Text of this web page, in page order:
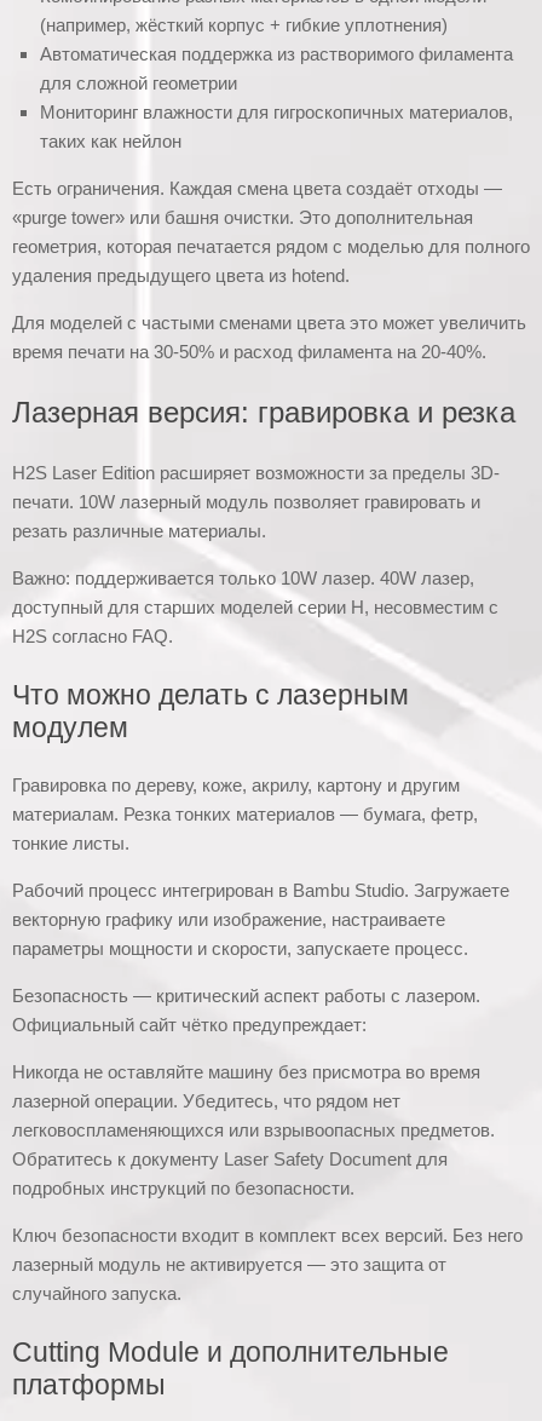
(например, жёсткий корпус + гибкие уплотнения)
Автоматическая поддержка из растворимого филамента
для сложной геометрии
Мониторинг влажности для гигроскопичных материалов,
таких как нейлон
Есть ограничения. Каждая смена цвета создаёт отходы —
«purge tower» или башня очистки. Это дополнительная
геометрия, которая печатается рядом с моделью для полного
удаления предыдущего цвета из hotend.
Для моделей с частыми сменами цвета это может увеличить
время печати на 30-50% и расход филамента на 20-40%.
Лазерная версия: гравировка и резка
H2S Laser Edition расширяет возможности за пределы 3D-
печати. 10W лазерный модуль позволяет гравировать и
резать различные материалы.
Важно: поддерживается только 10W лазер. 40W лазер,
доступный для старших моделей серии H, несовместим с
H2S согласно FAQ.
Что можно делать с лазерным
модулем
Гравировка по дереву, коже, акрилу, картону и другим
материалам. Резка тонких материалов — бумага, фетр,
тонкие листы.
Рабочий процесс интегрирован в Bambu Studio. Загружаете
векторную графику или изображение, настраиваете
параметры мощности и скорости, запускаете процесс.
Безопасность — критический аспект работы с лазером.
Официальный сайт чётко предупреждает:
Никогда не оставляйте машину без присмотра во время
лазерной операции. Убедитесь, что рядом нет
легковоспламеняющихся или взрывоопасных предметов.
Обратитесь к документу Laser Safety Document для
подробных инструкций по безопасности.
Ключ безопасности входит в комплект всех версий. Без него
лазерный модуль не активируется — это защита от
случайного запуска.
Cutting Module и дополнительные
платформы